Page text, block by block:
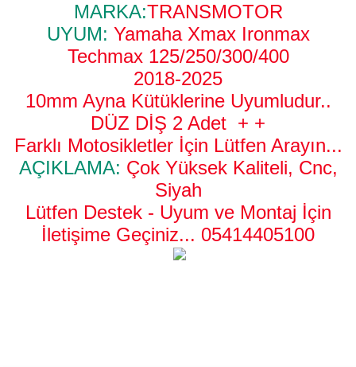
MARKA:TRANSMOTOR
UYUM: Yamaha Xmax Ironmax
Techmax 125/250/300/400
2018-2025
10mm Ayna Kütüklerine Uyumludur..
DÜZ DİŞ 2 Adet + +
Farklı Motosikletler İçin Lütfen Arayın...
AÇIKLAMA: Çok Yüksek Kaliteli, Cnc,
Siyah
Lütfen Destek - Uyum ve Montaj İçin
İletişime Geçiniz... 05414405100